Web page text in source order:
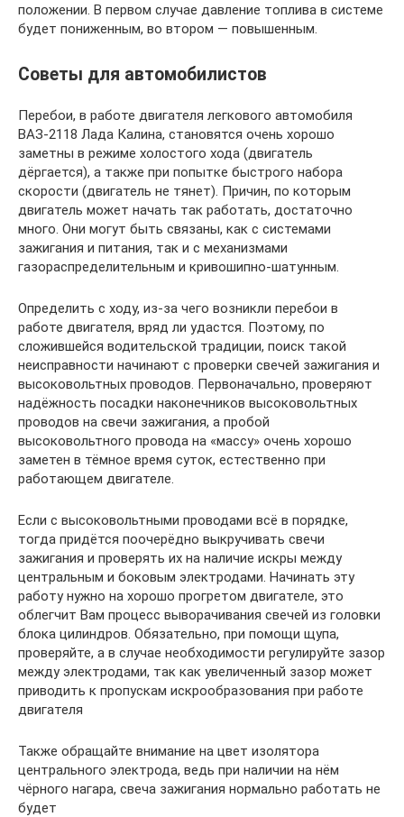
положении. В первом случае давление топлива в системе
будет пониженным, во втором — повышенным.
Советы для автомобилистов
Перебои, в работе двигателя легкового автомобиля
ВАЗ-2118 Лада Калина, становятся очень хорошо
заметны в режиме холостого хода (двигатель
дёргается), а также при попытке быстрого набора
скорости (двигатель не тянет). Причин, по которым
двигатель может начать так работать, достаточно
много. Они могут быть связаны, как с системами
зажигания и питания, так и с механизмами
газораспределительным и кривошипно-шатунным.
Определить с ходу, из-за чего возникли перебои в
работе двигателя, вряд ли удастся. Поэтому, по
сложившейся водительской традиции, поиск такой
неисправности начинают с проверки свечей зажигания и
высоковольтных проводов. Первоначально, проверяют
надёжность посадки наконечников высоковольтных
проводов на свечи зажигания, а пробой
высоковольтного провода на «массу» очень хорошо
заметен в тёмное время суток, естественно при
работающем двигателе.
Если с высоковольтными проводами всё в порядке,
тогда придётся поочерёдно выкручивать свечи
зажигания и проверять их на наличие искры между
центральным и боковым электродами. Начинать эту
работу нужно на хорошо прогретом двигателе, это
облегчит Вам процесс выворачивания свечей из головки
блока цилиндров. Обязательно, при помощи щупа,
проверяйте, а в случае необходимости регулируйте зазор
между электродами, так как увеличенный зазор может
приводить к пропускам искрообразования при работе
двигателя
Также обращайте внимание на цвет изолятора
центрального электрода, ведь при наличии на нём
чёрного нагара, свеча зажигания нормально работать не
будет